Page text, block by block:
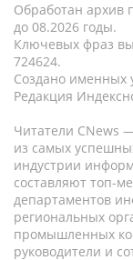
Обработан архив
до 08.2026 годы.
Ключевых фраз
724624.
Создано именных
Редакция
Читатели CNews
из самых
индустрии
составляют топ-
департаментов
региональных
промышленных
руководители и